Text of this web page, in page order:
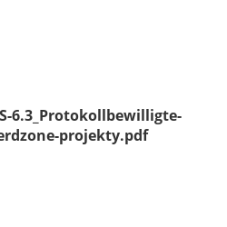
6.3_Protokollbewilligte-
projekty.pdf